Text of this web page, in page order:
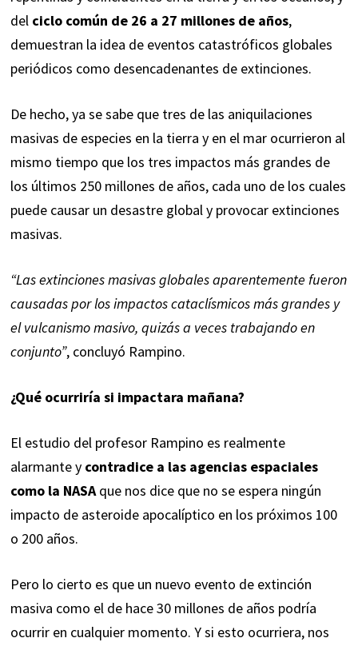
del ciclo común de 26 a 27 millones de años,
demuestran la idea de eventos catastróficos globales
periódicos como desencadenantes de extinciones.
De hecho, ya se sabe que tres de las aniquilaciones
masivas de especies en la tierra y en el mar ocurrieron al
mismo tiempo que los tres impactos más grandes de
los últimos 250 millones de años, cada uno de los cuales
puede causar un desastre global y provocar extinciones
masivas.
“Las extinciones masivas globales aparentemente fueron
causadas por los impactos cataclísmicos más grandes y
el vulcanismo masivo, quizás a veces trabajando en
conjunto”, concluyó Rampino.
¿Qué ocurriría si impactara mañana?
El estudio del profesor Rampino es realmente
alarmante y contradice a las agencias espaciales
como la NASAque nos dice que no se espera ningún
impacto de asteroide apocalíptico en los próximos 100
o 200 años.
Pero lo cierto es que un nuevo evento de extinción
masiva como el de hace 30 millones de años podría
ocurrir en cualquier momento. Y si esto ocurriera, nos